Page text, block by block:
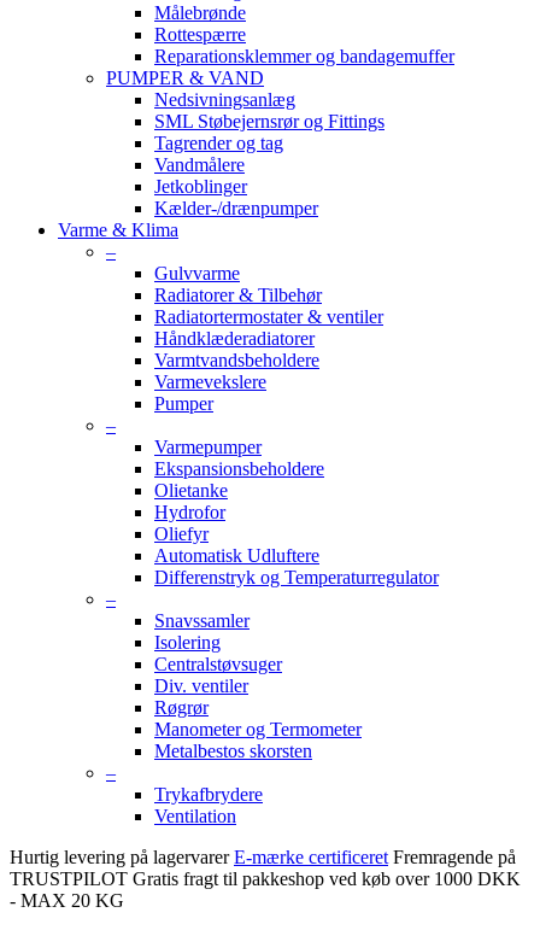
Målebrønde
Rottespærre
Reparationsklemmer og bandagemuffer
PUMPER & VAND
Nedsivningsanlæg
SML Støbejernsrør og Fittings
Tagrender og tag
Vandmålere
Jetkoblinger
Kælder-/drænpumper
Varme & Klima
–
Gulvvarme
Radiatorer & Tilbehør
Radiatortermostater & ventiler
Håndklæderadiatorer
Varmtvandsbeholdere
Varmevekslere
Pumper
–
Varmepumper
Ekspansionsbeholdere
Olietanke
Hydrofor
Oliefyr
Automatisk Udluftere
Differenstryk og Temperaturregulator
–
Snavssamler
Isolering
Centralstøvsuger
Div. ventiler
Røgrør
Manometer og Termometer
Metalbestos skorsten
–
Trykafbrydere
Ventilation
Hurtig levering på lagervarer E-mærke certificeret Fremragende på
TRUSTPILOT Gratis fragt til pakkeshop ved køb over 1000 DKK
- MAX 20 KG